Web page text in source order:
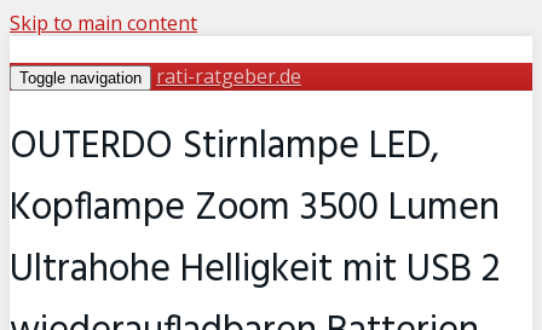
Skip to main content
Toggle navigation rati-ratgeber.de
OUTERDO Stirnlampe LED,
Kopflampe Zoom 3500 Lumen
Ultrahohe Helligkeit mit USB 2